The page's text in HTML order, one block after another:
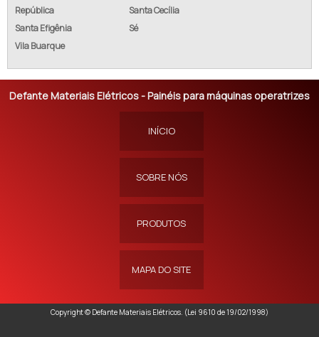
República
Santa Cecília
Santa Efigênia
Sé
Vila Buarque
Defante Materiais Elétricos - Painéis para máquinas operatrizes
INÍCIO
SOBRE NÓS
PRODUTOS
MAPA DO SITE
Copyright © Defante Materiais Elétricos. (Lei 9610 de 19/02/1998)